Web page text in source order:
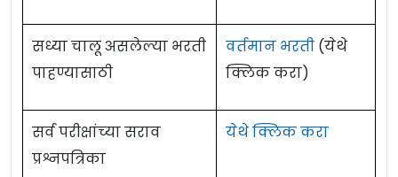
सध्या चालू असलेल्या भरती
पाहण्यासाठी
वर्तमान भरती (येथे
क्लिक करा)
सर्व परीक्षांच्या सराव
प्रश्नपत्रिका
येथे क्लिक करा